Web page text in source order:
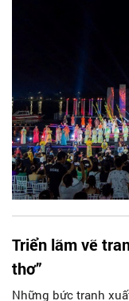
Triển lãm vẽ
thơ”
Những bức tranh